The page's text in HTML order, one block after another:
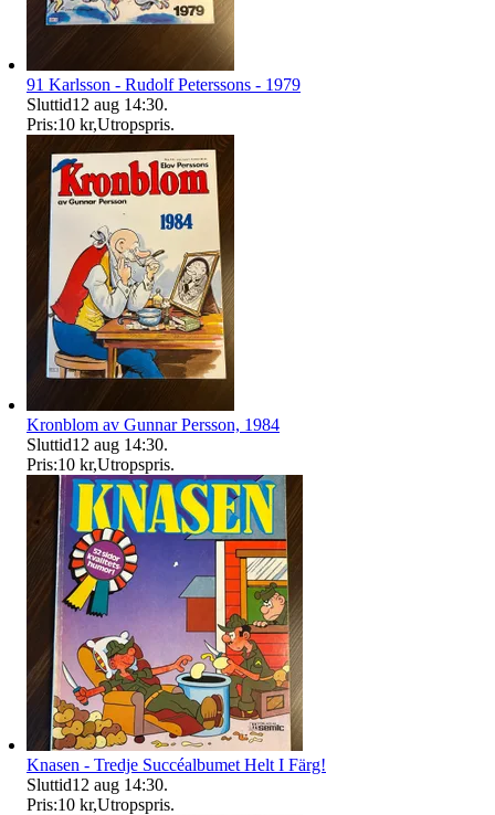
91 Karlsson - Rudolf Peterssons - 1979
Sluttid12 aug 14:30.
Pris:10 kr,Utropspris.
Kronblom av Gunnar Persson, 1984
Sluttid12 aug 14:30.
Pris:10 kr,Utropspris.
Knasen - Tredje Succéalbumet Helt I Färg!
Sluttid12 aug 14:30.
Pris:10 kr,Utropspris.